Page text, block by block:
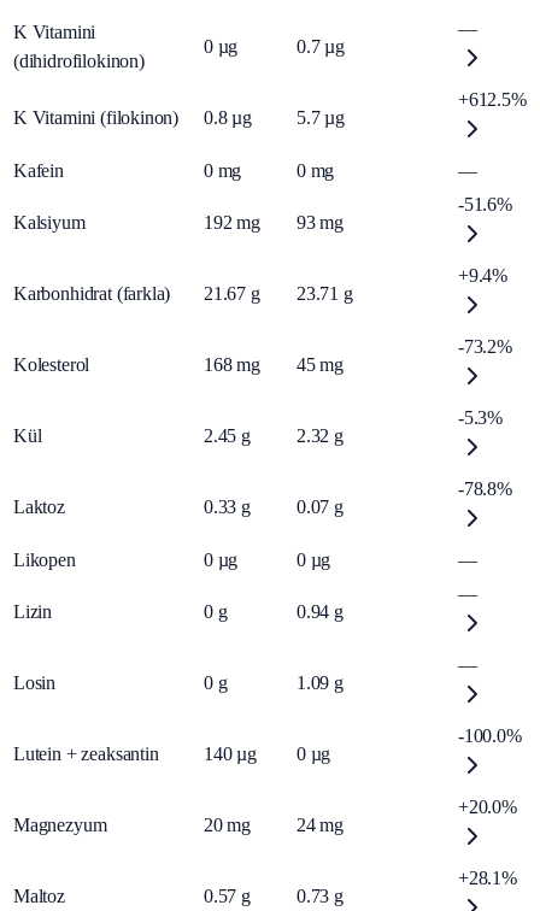
K Vitamini
(dihidrofilokinon)
0 µg 0.7 µg
—
K Vitamini (filokinon) 0.8 µg 5.7 µg
+612.5%
Kafein 0 mg 0 mg —
Kalsiyum 192 mg 93 mg
-51.6%
Karbonhidrat (farkla) 21.67 g 23.71 g
+9.4%
Kolesterol 168 mg 45 mg
-73.2%
Kül 2.45 g 2.32 g
-5.3%
Laktoz 0.33 g 0.07 g
-78.8%
Likopen 0 µg 0 µg —
Lizin 0 g 0.94 g
—
Losin 0 g 1.09 g
—
Lutein + zeaksantin 140 µg 0 µg
-100.0%
Magnezyum 20 mg 24 mg
+20.0%
Maltoz 0.57 g 0.73 g
+28.1%